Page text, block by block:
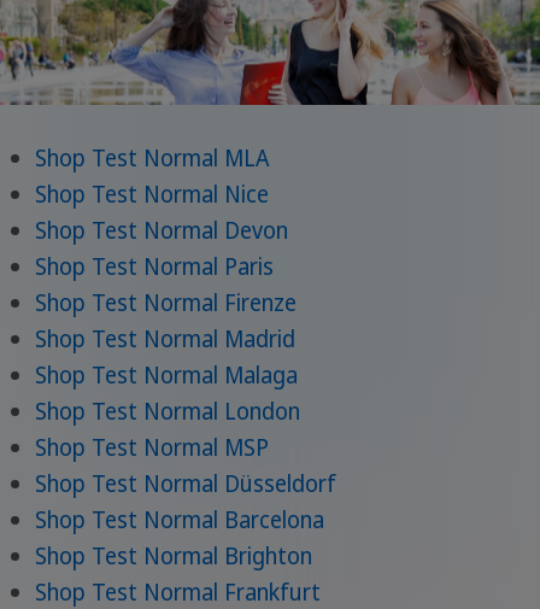
Shop Test Normal MLA
Shop Test Normal Nice
Shop Test Normal Devon
Shop Test Normal Paris
Shop Test Normal Firenze
Shop Test Normal Madrid
Shop Test Normal Malaga
Shop Test Normal London
Shop Test Normal MSP
Shop Test Normal Düsseldorf
Shop Test Normal Barcelona
Shop Test Normal Brighton
Shop Test Normal Frankfurt